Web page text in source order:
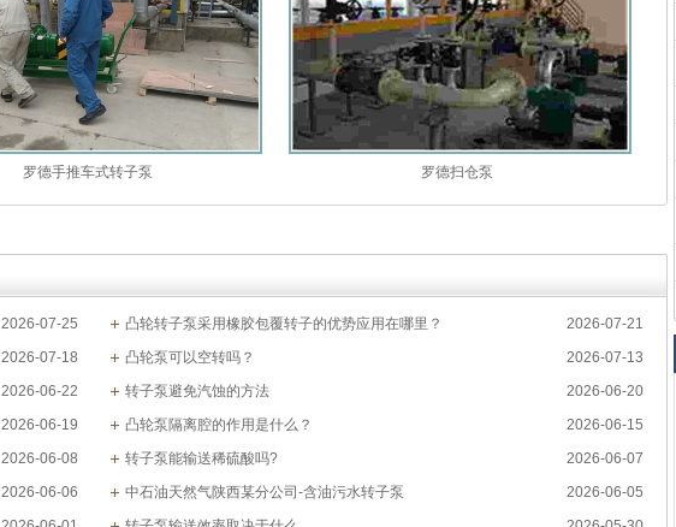
罗德手推车式转子泵 罗德扫仓泵
2026-07-25 2026-07-21
凸轮转子泵采用橡胶包覆转子的优势应用在哪里？
2026-07-18
2026-07-13
凸轮泵可以空转吗？
2026-06-22
2026-06-20
转子泵避免汽蚀的方法
2026-06-19
2026-06-15
凸轮泵隔离腔的作用是什么？
2026-06-08
2026-06-07
转子泵能输送稀硫酸吗?
2026-06-06
2026-06-05
中石油天然气陕西某分公司-含油污水转子泵